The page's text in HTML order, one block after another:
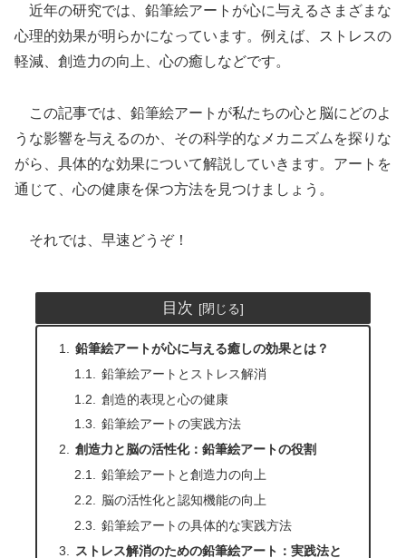
近年の研究では、鉛筆絵アートが心に与えるさまざまな
心理的効果が明らかになっています。例えば、ストレスの
軽減、創造力の向上、心の癒しなどです。
この記事では、鉛筆絵アートが私たちの心と脳にどのよ
うな影響を与えるのか、その科学的なメカニズムを探りな
がら、具体的な効果について解説していきます。アートを
通じて、心の健康を保つ方法を見つけましょう。
それでは、早速どうぞ！
目次
鉛筆絵アートが心に与える癒しの効果とは？
鉛筆絵アートとストレス解消
創造的表現と心の健康
鉛筆絵アートの実践方法
創造力と脳の活性化：鉛筆絵アートの役割
鉛筆絵アートと創造力の向上
脳の活性化と認知機能の向上
鉛筆絵アートの具体的な実践方法
ストレス解消のための鉛筆絵アート：実践法と